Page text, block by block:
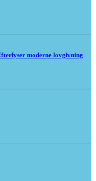
moderne lovgivning